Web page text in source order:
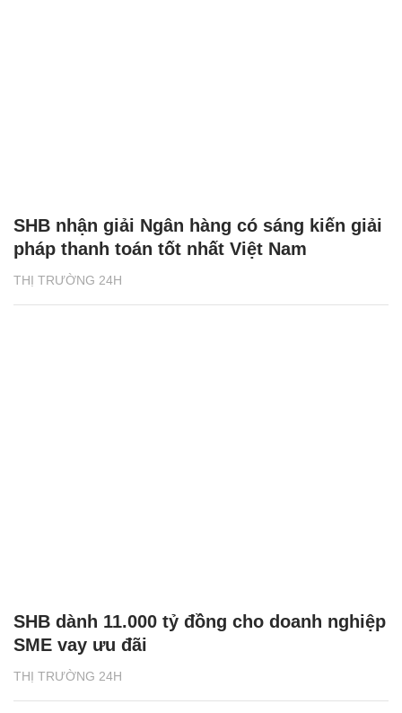
THỊ TRƯỜNG 24H
SHB nhận giải Ngân hàng có sáng kiến giải
pháp thanh toán tốt nhất Việt Nam
THỊ TRƯỜNG 24H
SHB dành 11.000 tỷ đồng cho doanh nghiệp
SME vay ưu đãi